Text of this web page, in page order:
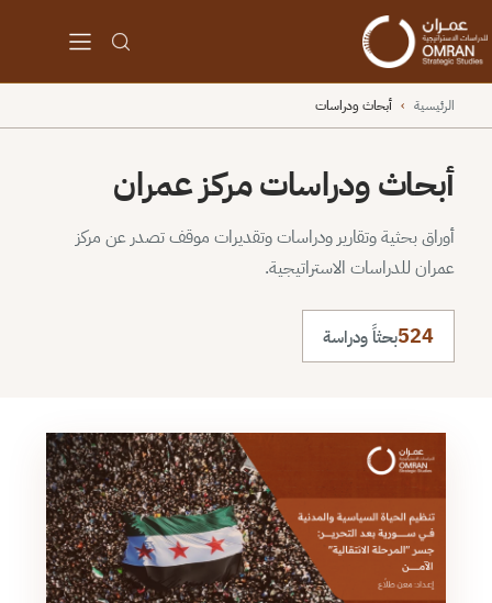
الرئيسية › أبحاث ودراسات
أبحاث ودراسات مركز عمران
أوراق بحثية وتقارير ودراسات وتقديرات موقف تصدر عن مركز
عمران للدراسات الاستراتيجية.
524بحثاً ودراسة